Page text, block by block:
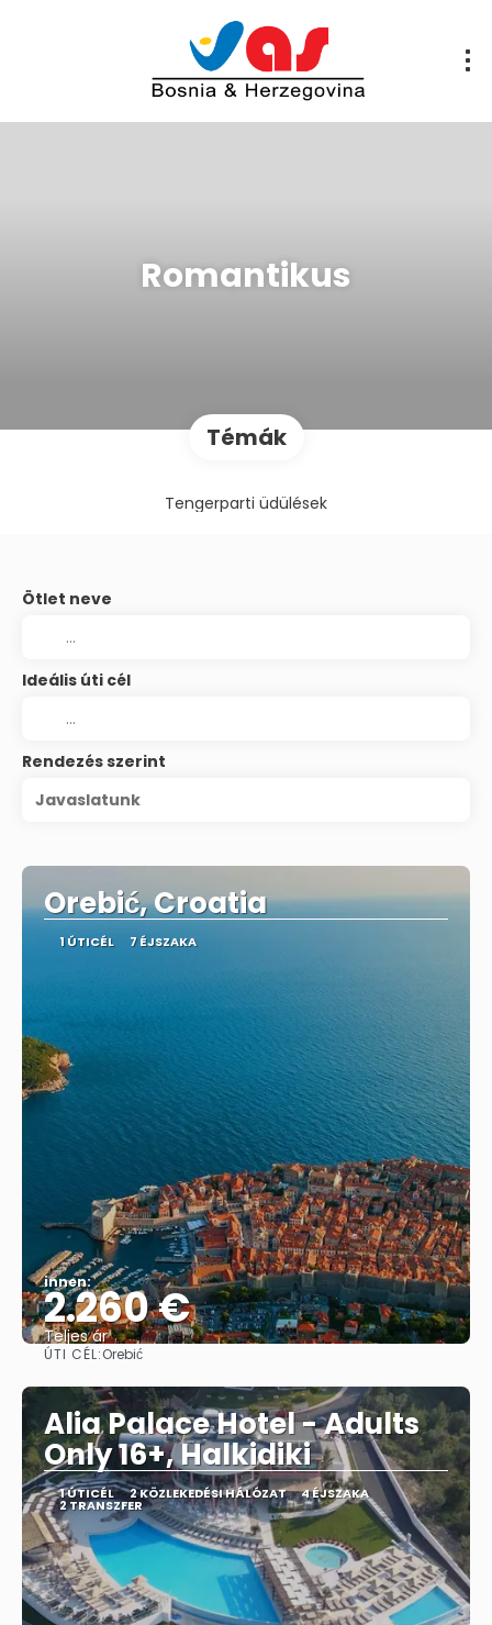
Romantikus
Témák
Tengerparti üdülések
Ötlet neve
Ideális úti cél
Rendezés szerint
Javaslatunk
Orebić, Croatia
1 ÚTICÉL 7 ÉJSZAKA
innen:
2.260 €
Teljes ár
ÚTI CÉL:Orebić
Alia Palace Hotel - Adults
Only 16+, Halkidiki
1 ÚTICÉL 2 KÖZLEKEDÉSI HÁLÓZAT 4 ÉJSZAKA
2 TRANSZFER